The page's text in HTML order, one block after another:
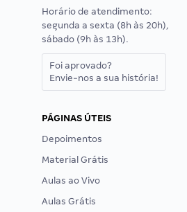
Horário de atendimento:
segunda a sexta (8h às 20h),
sábado (9h às 13h).
Foi aprovado?
Envie-nos a sua história!
PÁGINAS ÚTEIS
Depoimentos
Material Grátis
Aulas ao Vivo
Aulas Grátis